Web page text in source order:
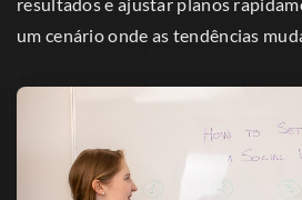
um cenário onde as tendências